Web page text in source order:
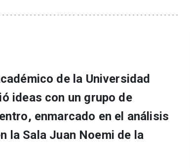
de la Universidad
ideas con un grupo de
enmarcado en el análisis
la Sala Juan Noemi de la